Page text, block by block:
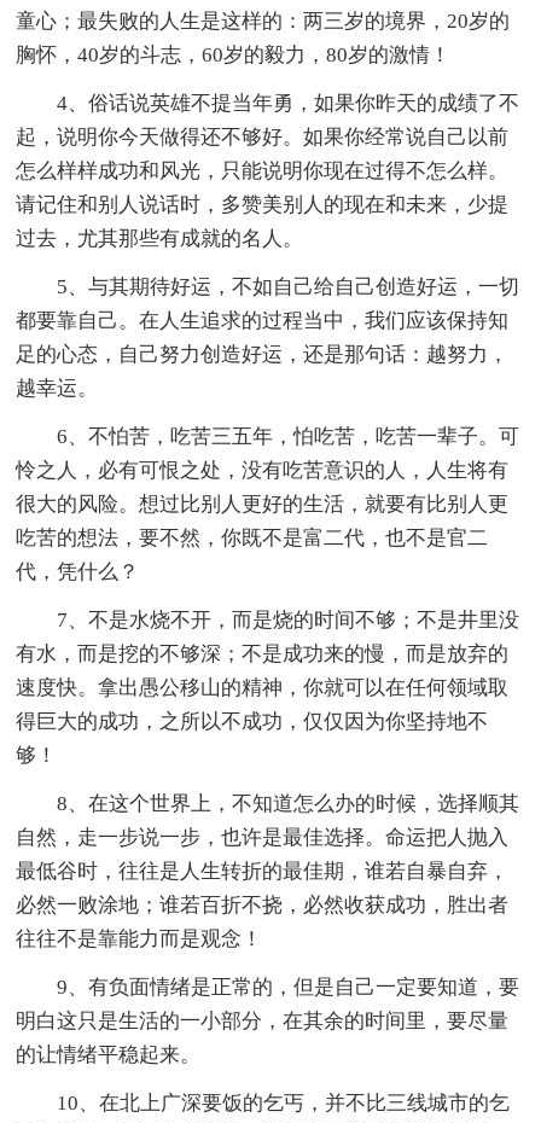
童心；最失败的人生是这样的：两三岁的境界，20岁的
胸怀，40岁的斗志，60岁的毅力，80岁的激情！
4、俗话说英雄不提当年勇，如果你昨天的成绩了不
起，说明你今天做得还不够好。如果你经常说自己以前
怎么样样成功和风光，只能说明你现在过得不怎么样。
请记住和别人说话时，多赞美别人的现在和未来，少提
过去，尤其那些有成就的名人。
5、与其期待好运，不如自己给自己创造好运，一切
都要靠自己。在人生追求的过程当中，我们应该保持知
足的心态，自己努力创造好运，还是那句话：越努力，
越幸运。
6、不怕苦，吃苦三五年，怕吃苦，吃苦一辈子。可
怜之人，必有可恨之处，没有吃苦意识的人，人生将有
很大的风险。想过比别人更好的生活，就要有比别人更
吃苦的想法，要不然，你既不是富二代，也不是官二
代，凭什么？
7、不是水烧不开，而是烧的时间不够；不是井里没
有水，而是挖的不够深；不是成功来的慢，而是放弃的
速度快。拿出愚公移山的精神，你就可以在任何领域取
得巨大的成功，之所以不成功，仅仅因为你坚持地不
够！
8、在这个世界上，不知道怎么办的时候，选择顺其
自然，走一步说一步，也许是最佳选择。命运把人抛入
最低谷时，往往是人生转折的最佳期，谁若自暴自弃，
必然一败涂地；谁若百折不挠，必然收获成功，胜出者
往往不是靠能力而是观念！
9、有负面情绪是正常的，但是自己一定要知道，要
明白这只是生活的一小部分，在其余的时间里，要尽量
的让情绪平稳起来。
10、在北上广深要饭的乞丐，并不比三线城市的乞